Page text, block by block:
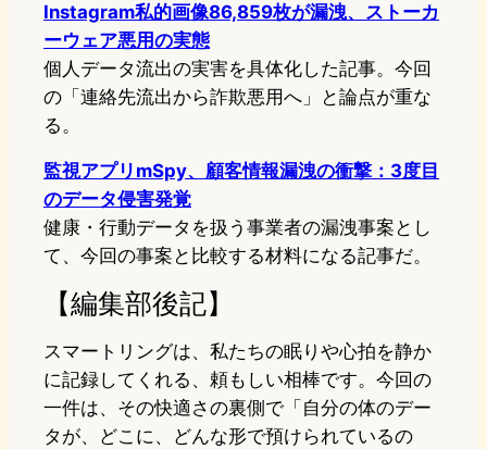
Instagram私的画像86,859枚が漏洩、ストーカ
ーウェア悪用の実態
個人データ流出の実害を具体化した記事。今回
の「連絡先流出から詐欺悪用へ」と論点が重な
る。
監視アプリmSpy、顧客情報漏洩の衝撃：3度目
のデータ侵害発覚
健康・行動データを扱う事業者の漏洩事案とし
て、今回の事案と比較する材料になる記事だ。
【編集部後記】
スマートリングは、私たちの眠りや心拍を静か
に記録してくれる、頼もしい相棒です。今回の
一件は、その快適さの裏側で「自分の体のデー
タが、どこに、どんな形で預けられているの